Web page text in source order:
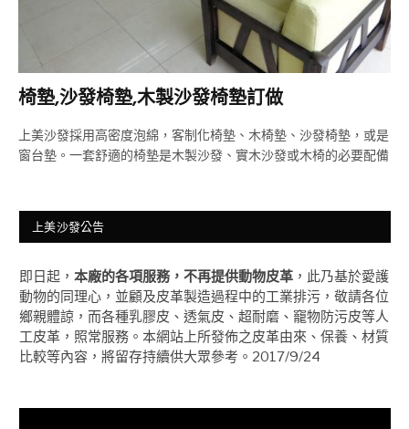
椅墊,沙發椅墊,木製沙發椅墊訂做
上美沙發採用高密度泡綿，客制化椅墊、木椅墊、沙發椅墊，或是
窗台墊。一套舒適的椅墊是木製沙發、實木沙發或木椅的必要配備
上美沙發公告
即日起， 本廠的各項服務，不再提供動物皮革 ，此乃基於愛護
動物的同理心，並顧及皮革製造過程中的工業排污，敬請各位
鄉親體諒，而各種乳膠皮、透氣皮、超耐磨、竉物防污皮等人
工皮革，照常服務。本網站上所發佈之皮革由來、保養、材質
比較等內容，將留存持續供大眾參考。2017/9/24